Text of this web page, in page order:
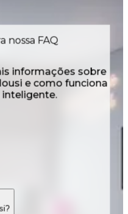
nossa FAQ
informações sobre
e como funciona